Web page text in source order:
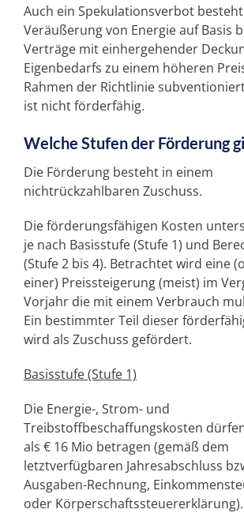
Auch ein Spekulationsverbot
Veräußerung von Energie auf Basis
Verträge mit einhergehender
Eigenbedarfs zu einem höheren
Rahmen der Richtlinie
ist nicht förderfähig.
Welche Stufen der Förderung
Die Förderung besteht in einem
nichtrückzahlbaren Zuschuss.
Die förderungsfähigen Kosten
je nach Basisstufe (Stufe 1) und
(Stufe 2 bis 4). Betrachtet wird eine
einer) Preissteigerung (meist) im
Vorjahr die mit einem Verbrauch
Ein bestimmter Teil dieser
wird als Zuschuss gefördert.
Basisstufe (Stufe 1)
Die Energie-, Strom- und
Treibstoffbeschaffungskosten
als € 16 Mio betragen (gemäß dem
letztverfügbaren Jahresabschluss
Ausgaben-Rechnung,
oder Körperschaftssteuererklärung).